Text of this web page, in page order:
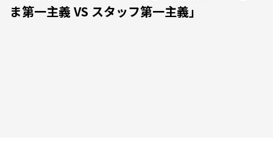
ま第一主義 VS スタッフ第一主義」